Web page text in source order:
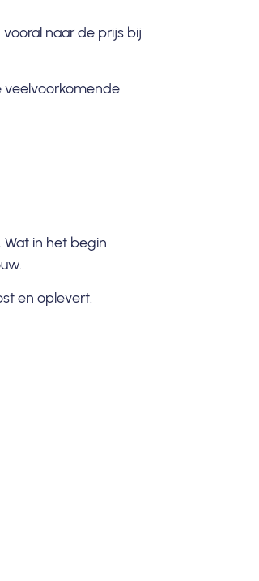
naar de prijs bij
veelvoorkomende
in het begin
en oplevert.